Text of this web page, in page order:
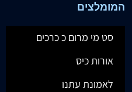
המומלצים
סט מי מרום כ כרכים
אורות כיס
לאמונת עתנו